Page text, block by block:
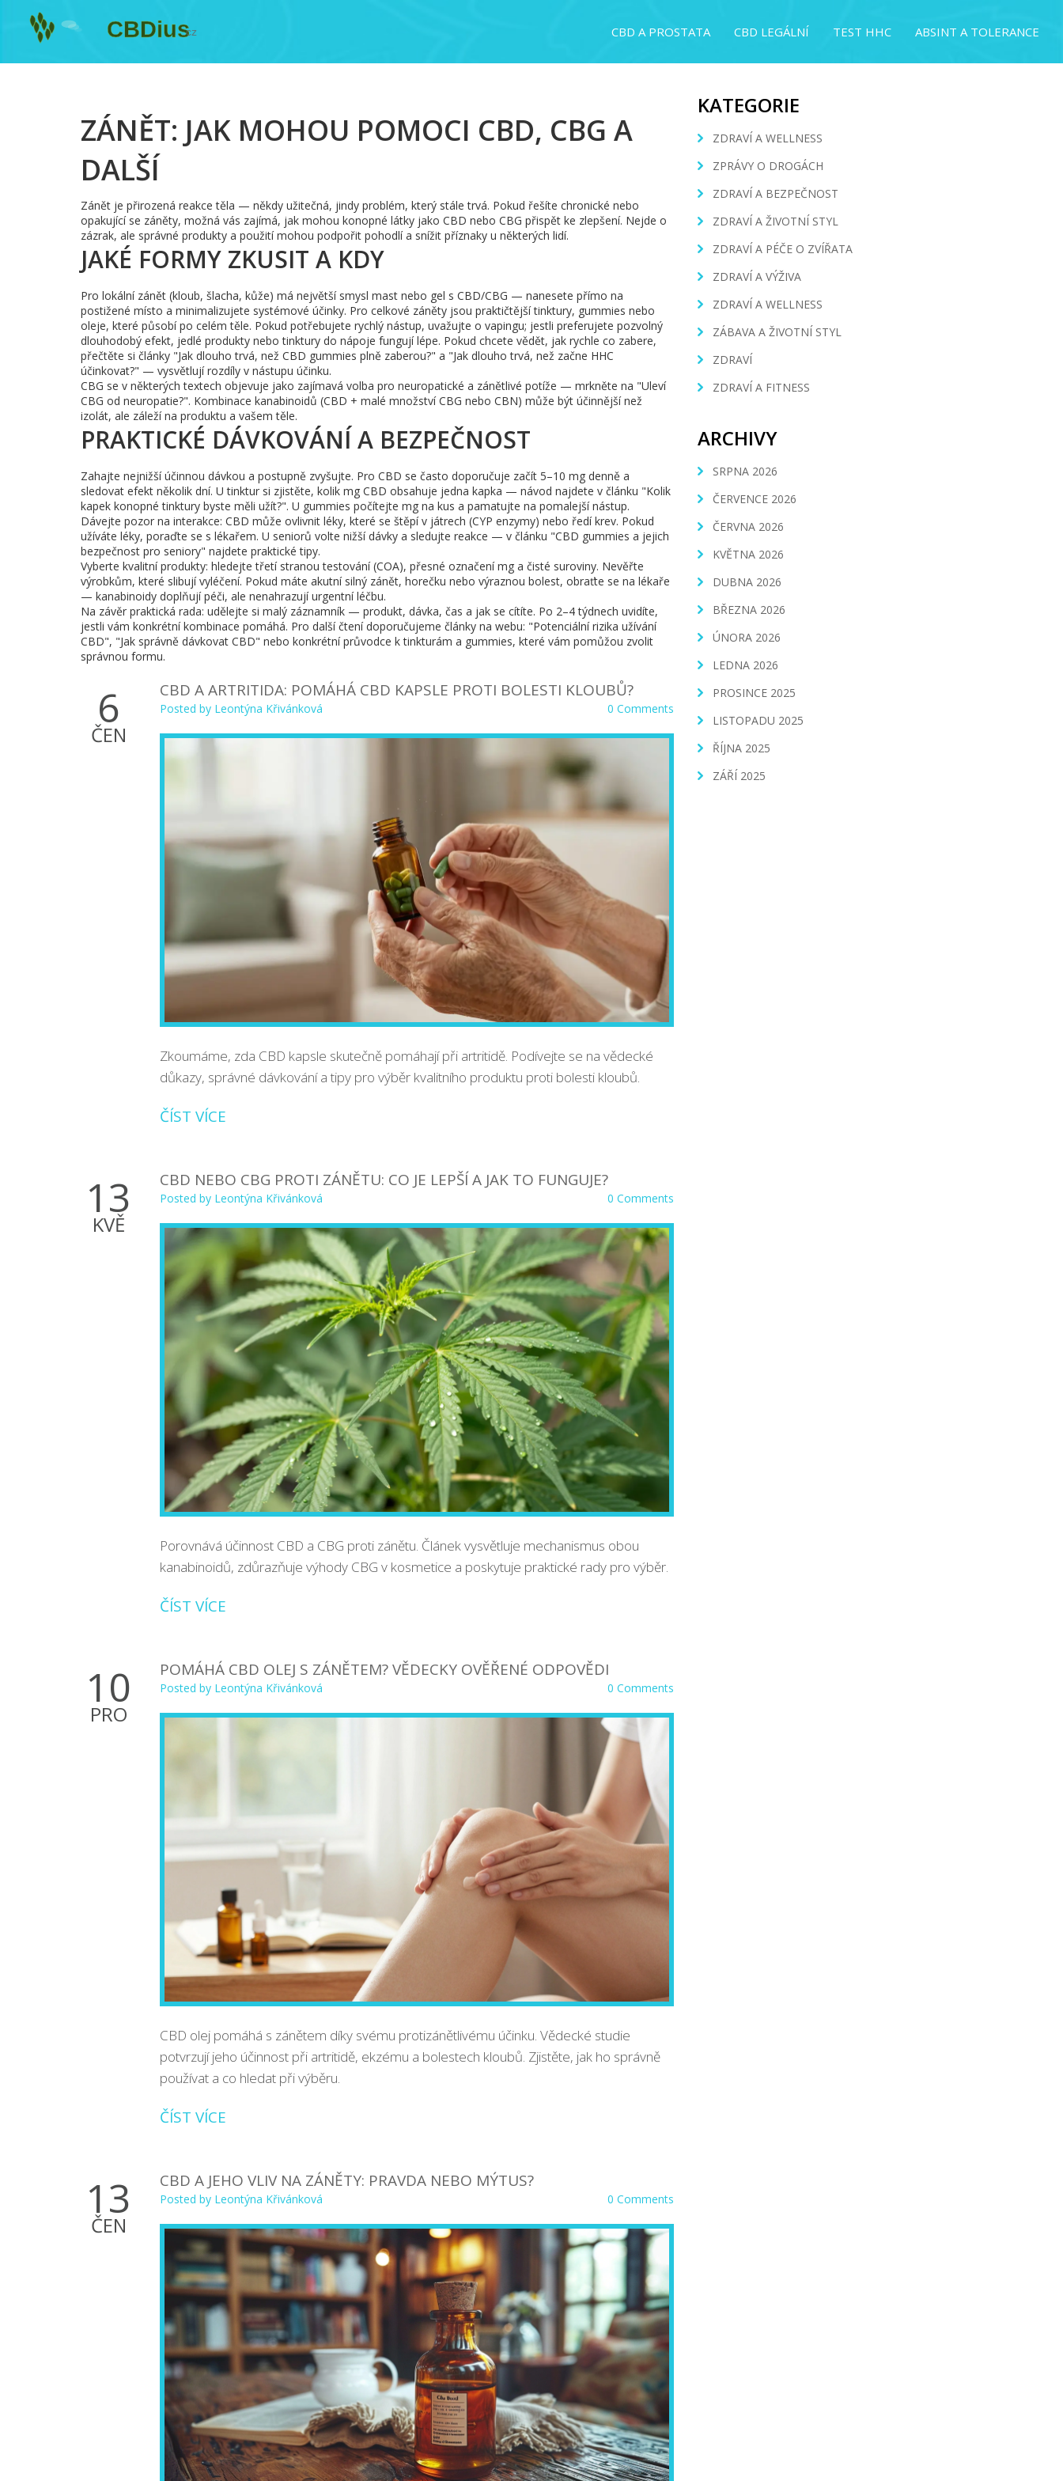
CBD A PROSTATA CBD LEGÁLNÍ TEST HHC ABSINT A TOLERANCE
ZÁNĚT: JAK MOHOU POMOCI CBD, CBG A
DALŠÍ
Zánět je přirozená reakce těla — někdy užitečná, jindy problém, který stále trvá. Pokud řešíte chronické nebo
opakující se záněty, možná vás zajímá, jak mohou konopné látky jako CBD nebo CBG přispět ke zlepšení. Nejde o
zázrak, ale správné produkty a použití mohou podpořit pohodlí a snížit příznaky u některých lidí.
JAKÉ FORMY ZKUSIT A KDY
Pro lokální zánět (kloub, šlacha, kůže) má největší smysl mast nebo gel s CBD/CBG — nanesete přímo na
postižené místo a minimalizujete systémové účinky. Pro celkové záněty jsou praktičtější tinktury, gummies nebo
oleje, které působí po celém těle. Pokud potřebujete rychlý nástup, uvažujte o vapingu; jestli preferujete pozvolný
dlouhodobý efekt, jedlé produkty nebo tinktury do nápoje fungují lépe. Pokud chcete vědět, jak rychle co zabere,
přečtěte si články "Jak dlouho trvá, než CBD gummies plně zaberou?" a "Jak dlouho trvá, než začne HHC
účinkovat?" — vysvětlují rozdíly v nástupu účinku.
CBG se v některých textech objevuje jako zajímavá volba pro neuropatické a zánětlivé potíže — mrkněte na "Uleví
CBG od neuropatie?". Kombinace kanabinoidů (CBD + malé množství CBG nebo CBN) může být účinnější než
izolát, ale záleží na produktu a vašem těle.
PRAKTICKÉ DÁVKOVÁNÍ A BEZPEČNOST
Zahajte nejnižší účinnou dávkou a postupně zvyšujte. Pro CBD se často doporučuje začít 5–10 mg denně a
sledovat efekt několik dní. U tinktur si zjistěte, kolik mg CBD obsahuje jedna kapka — návod najdete v článku "Kolik
kapek konopné tinktury byste měli užít?". U gummies počítejte mg na kus a pamatujte na pomalejší nástup.
Dávejte pozor na interakce: CBD může ovlivnit léky, které se štěpí v játrech (CYP enzymy) nebo ředí krev. Pokud
užíváte léky, poraďte se s lékařem. U seniorů volte nižší dávky a sledujte reakce — v článku "CBD gummies a jejich
bezpečnost pro seniory" najdete praktické tipy.
Vyberte kvalitní produkty: hledejte třetí stranou testování (COA), přesné označení mg a čisté suroviny. Nevěřte
výrobkům, které slibují vyléčení. Pokud máte akutní silný zánět, horečku nebo výraznou bolest, obraťte se na lékaře
— kanabinoidy doplňují péči, ale nenahrazují urgentní léčbu.
Na závěr praktická rada: udělejte si malý záznamník — produkt, dávka, čas a jak se cítíte. Po 2–4 týdnech uvidíte,
jestli vám konkrétní kombinace pomáhá. Pro další čtení doporučujeme články na webu: "Potenciální rizika užívání
CBD", "Jak správně dávkovat CBD" nebo konkrétní průvodce k tinkturám a gummies, které vám pomůžou zvolit
správnou formu.
6
ČEN
CBD A ARTRITIDA: POMÁHÁ CBD KAPSLE PROTI BOLESTI KLOUBŮ?
Posted by Leontýna Křivánková 0 Comments
Zkoumáme, zda CBD kapsle skutečně pomáhají při artritidě. Podívejte se na vědecké
důkazy, správné dávkování a tipy pro výběr kvalitního produktu proti bolesti kloubů.
ČÍST VÍCE
13
KVĚ
CBD NEBO CBG PROTI ZÁNĚTU: CO JE LEPŠÍ A JAK TO FUNGUJE?
Posted by Leontýna Křivánková 0 Comments
Porovnává účinnost CBD a CBG proti zánětu. Článek vysvětluje mechanismus obou
kanabinoidů, zdůrazňuje výhody CBG v kosmetice a poskytuje praktické rady pro výběr.
ČÍST VÍCE
10
PRO
POMÁHÁ CBD OLEJ S ZÁNĚTEM? VĚDECKY OVĚŘENÉ ODPOVĚDI
Posted by Leontýna Křivánková 0 Comments
CBD olej pomáhá s zánětem díky svému protizánětlivému účinku. Vědecké studie
potvrzují jeho účinnost při artritidě, ekzému a bolestech kloubů. Zjistěte, jak ho správně
používat a co hledat při výběru.
ČÍST VÍCE
13
ČEN
CBD A JEHO VLIV NA ZÁNĚTY: PRAVDA NEBO MÝTUS?
Posted by Leontýna Křivánková 0 Comments
KATEGORIE
ZDRAVÍ A WELLNESS
ZPRÁVY O DROGÁCH
ZDRAVÍ A BEZPEČNOST
ZDRAVÍ A ŽIVOTNÍ STYL
ZDRAVÍ A PÉČE O ZVÍŘATA
ZDRAVÍ A VÝŽIVA
ZDRAVÍ A WELLNESS
ZÁBAVA A ŽIVOTNÍ STYL
ZDRAVÍ
ZDRAVÍ A FITNESS
ARCHIVY
SRPNA 2026
ČERVENCE 2026
ČERVNA 2026
KVĚTNA 2026
DUBNA 2026
BŘEZNA 2026
ÚNORA 2026
LEDNA 2026
PROSINCE 2025
LISTOPADU 2025
ŘÍJNA 2025
ZÁŘÍ 2025